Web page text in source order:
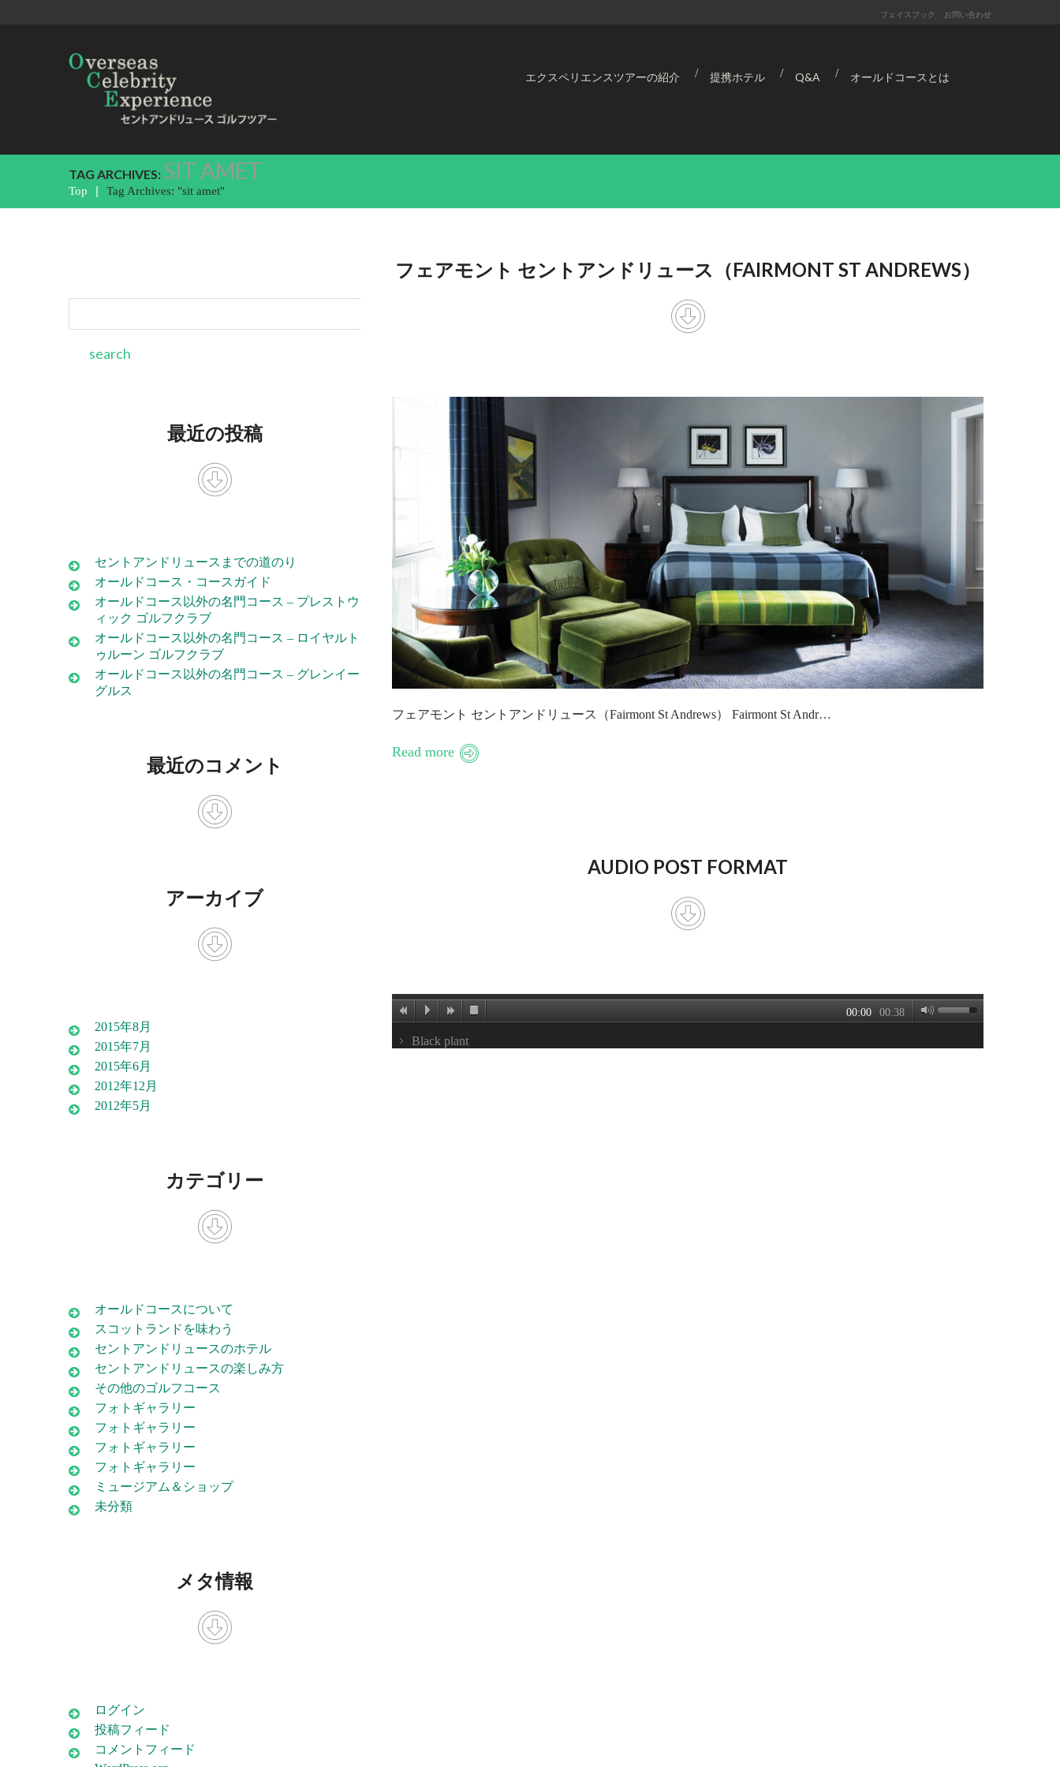
フェイスブック お問い合わせ
エクスペリエンスツアーの紹介 提携ホテル Q&A オールドコースとは
TAG ARCHIVES: SIT AMET
Top Tag Archives: "sit amet"
フェアモント セントアンドリュース（FAIRMONT ST ANDREWS）
フェアモント セントアンドリュース（Fairmont St Andrews） Fairmont St Andr…
Read more
AUDIO POST FORMAT
00:38
00:00
Black plant
最近の投稿
セントアンドリュースまでの道のり
オールドコース・コースガイド
オールドコース以外の名門コース – プレストウ
ィック ゴルフクラブ
オールドコース以外の名門コース – ロイヤルト
ゥルーン ゴルフクラブ
オールドコース以外の名門コース – グレンイー
グルス
最近のコメント
アーカイブ
2015年8月
2015年7月
2015年6月
2012年12月
2012年5月
カテゴリー
オールドコースについて
スコットランドを味わう
セントアンドリュースのホテル
セントアンドリュースの楽しみ方
その他のゴルフコース
フォトギャラリー
フォトギャラリー
フォトギャラリー
フォトギャラリー
ミュージアム＆ショップ
未分類
メタ情報
ログイン
投稿フィード
コメントフィード